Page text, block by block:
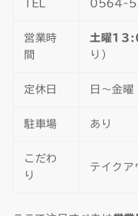
TEL 0564-
営業時
間
土曜
り）
定休日 日〜金曜
駐車場 あり
こだわ
り
テイクア